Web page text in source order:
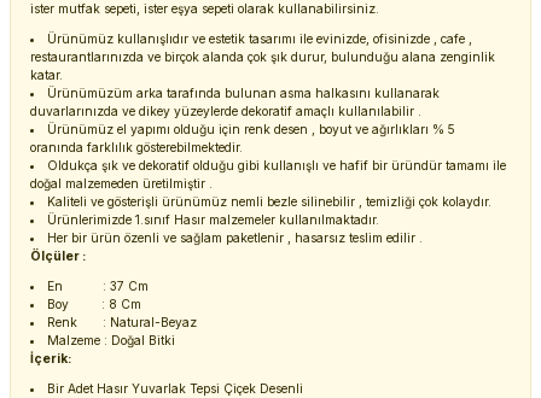
ister mutfak sepeti, ister eşya sepeti olarak kullanabilirsiniz.
Ürünümüz kullanışlıdır ve estetik tasarımı ile evinizde, ofisinizde , cafe ,
restaurantlarınızda ve birçok alanda çok şık durur, bulunduğu alana zenginlik
katar.
Ürünümüzüm arka tarafında bulunan asma halkasını kullanarak
duvarlarınızda ve dikey yüzeylerde dekoratif amaçlı kullanılabilir .
Ürünümüz el yapımı olduğu için renk desen , boyut ve ağırlıkları % 5
oranında farklılık gösterebilmektedir.
Oldukça şık ve dekoratif olduğu gibi kullanışlı ve hafif bir üründür tamamı ile
doğal malzemeden üretilmiştir .
Kaliteli ve gösterişli ürünümüz nemli bezle silinebilir , temizliği çok kolaydır.
Ürünlerimizde 1.sınıf Hasır malzemeler kullanılmaktadır.
Her bir ürün özenli ve sağlam paketlenir , hasarsız teslim edilir .
Ölçüler :
En : 37 Cm
Boy : 8 Cm
Renk : Natural-Beyaz
Malzeme : Doğal Bitki
İçerik:
Bir Adet Hasır Yuvarlak Tepsi Çiçek Desenli